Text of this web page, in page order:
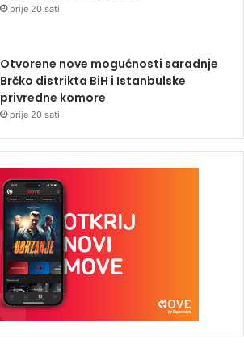
prije 20 sati
Otvorene nove mogućnosti saradnje
Brčko distrikta BiH i Istanbulske
privredne komore
prije 20 sati